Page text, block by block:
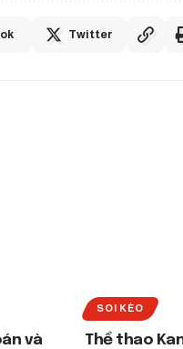
Twitter
và
SOI KÈO
Thể thao